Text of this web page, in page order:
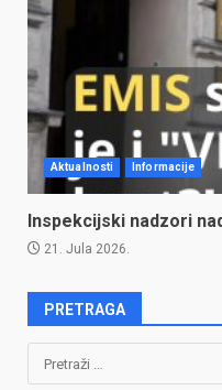
Aktualnosti Informacije
Inspekcijski nadzori
21. Jula 2026.
PRETRAGA
Pretraga: